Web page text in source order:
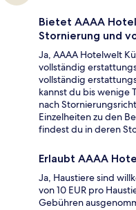
Bietet AAAA
Stornierung und
Ja, AAAA Hotelwelt
vollständig
vollständig
kannst du bis wenige
nach
Einzelheiten zu den
findest du in deren
Erlaubt AAAA
Ja, Haustiere sind
von 10 EUR pro
Gebühren